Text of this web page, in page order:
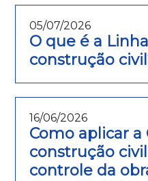
05/07/2026
O que é a
construção
16/06/2026
Como aplicar a
construção
controle da